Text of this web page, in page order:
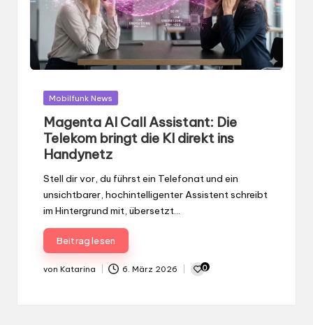
Gepostet
Mobilfunk News
Magenta AI Call Assistant: Die
Telekom bringt die KI direkt ins
Handynetz
Stell dir vor, du führst ein Telefonat und ein
unsichtbarer, hochintelligenter Assistent schreibt
im Hintergrund mit, übersetzt…
Beitrag lesen
Gepostet
von Katarina 6. März 2026 0